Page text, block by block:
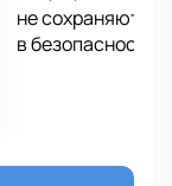
не сохраняются
в безопасности.